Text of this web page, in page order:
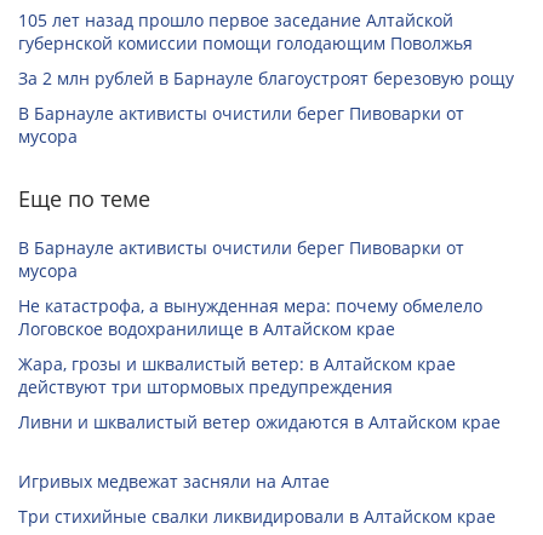
105 лет назад прошло первое заседание Алтайской
губернской комиссии помощи голодающим Поволжья
За 2 млн рублей в Барнауле благоустроят березовую рощу
В Барнауле активисты очистили берег Пивоварки от
мусора
Еще по теме
В Барнауле активисты очистили берег Пивоварки от
мусора
Не катастрофа, а вынужденная мера: почему обмелело
Логовское водохранилище в Алтайском крае
Жара, грозы и шквалистый ветер: в Алтайском крае
действуют три штормовых предупреждения
Ливни и шквалистый ветер ожидаются в Алтайском крае
Игривых медвежат засняли на Алтае
Три стихийные свалки ликвидировали в Алтайском крае